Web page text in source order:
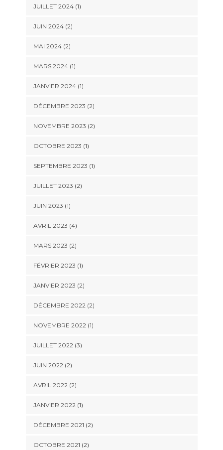
JUILLET 2024(1)
JUIN 2024(2)
MAI 2024(2)
MARS 2024(1)
JANVIER 2024(1)
DÉCEMBRE 2023 (2)
NOVEMBRE 2023 (2)
OCTOBRE 2023 (1)
SEPTEMBRE 2023 (1)
JUILLET 2023 (2)
JUIN 2023 (1)
AVRIL 2023 (4)
MARS 2023 (2)
FÉVRIER 2023 (1)
JANVIER 2023 (2)
DÉCEMBRE 2022(2)
NOVEMBRE 2022(1)
JUILLET 2022(3)
JUIN 2022(2)
AVRIL 2022(2)
JANVIER 2022(1)
DÉCEMBRE 2021 (2)
OCTOBRE 2021 (2)